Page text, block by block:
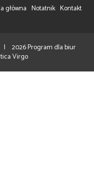
główna Notatnik Kontakt
2026Program dla biur
Virgo